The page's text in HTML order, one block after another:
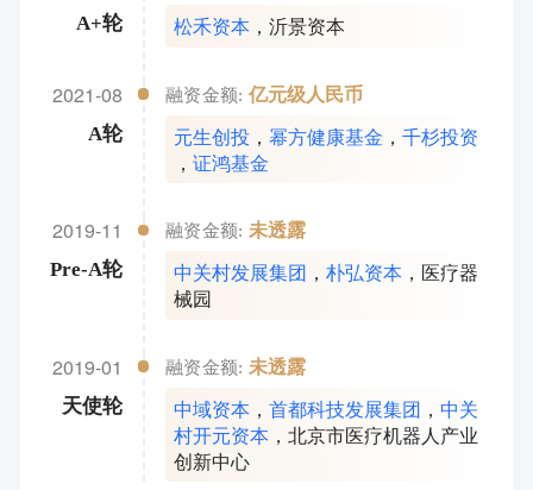
A+轮 松禾资本 ，沂景资本
2021-08
A轮
融资金额: 亿元级人民币
元生创投 ，幂方健康基金 ，千杉投资
，证鸿基金
2019-11
Pre-A轮
融资金额: 未透露
中关村发展集团 ，朴弘资本 ， 医疗器
械园
2019-01
天使轮
融资金额: 未透露
中域资本 ，首都科技发展集团 ，中关
村开元资本 ，北京市医疗机器人产业
创新中心